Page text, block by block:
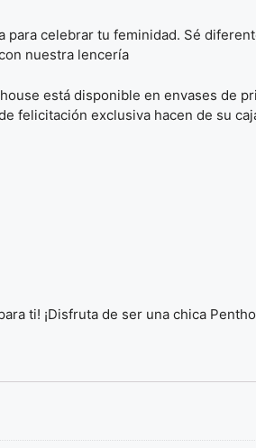
celebrar tu feminidad. Sé
nuestra lencería
está disponible en envases de
felicitación exclusiva hacen de su
ti! ¡Disfruta de ser una chica